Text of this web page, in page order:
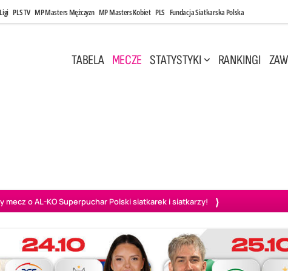
PLS TV MP Masters Mężczyzn MP Masters Kobiet PLS Fundacja Siatkarska Polska
TABELA MECZE STATYSTYKI RANKINGI
o AL-KO Superpuchar Polski siatkarek i siatkarzy!